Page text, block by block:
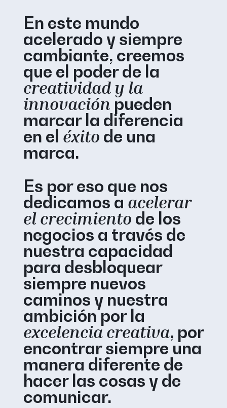
En este mundo
acelerado y siempre
cambiante, creemos
que el poder de la
creatividad y la
innovación pueden
marcar la diferencia
en el éxito de una
marca.
Es por eso que nos
dedicamos a acelerar
el crecimiento de los
negocios a través de
nuestra capacidad
para desbloquear
siempre nuevos
caminos y nuestra
ambición por la
excelencia creativa, por
encontrar siempre una
manera diferente de
hacer las cosas y de
comunicar.